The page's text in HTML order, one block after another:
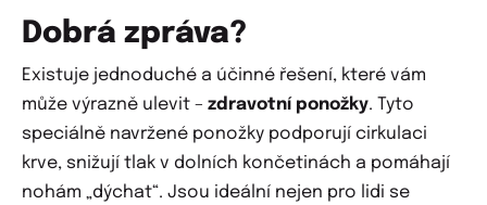
Dobrá zpráva?
Existuje jednoduché a účinné řešení, které vám
může výrazně ulevit – zdravotní ponožky. Tyto
speciálně navržené ponožky podporují cirkulaci
krve, snižují tlak v dolních končetinách a pomáhají
nohám „dýchat“. Jsou ideální nejen pro lidi se